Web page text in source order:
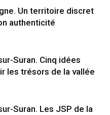
Un territoire discret
authenticité
Suran. Cinq idées
les trésors de la vallée
Suran. Les JSP de la